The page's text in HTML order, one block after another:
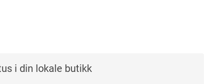
i din lokale butikk